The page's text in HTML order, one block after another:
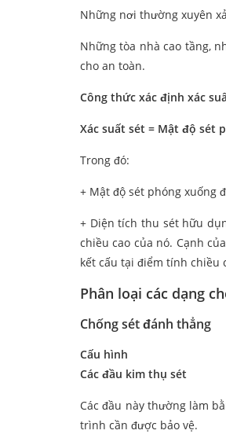
Những nơi thường xuyên
Những tòa nhà cao tầng,
cho an toàn.
Công thức xác định xác
Xác suất sét = Mật độ sét
Trong đó:
+ Mật độ sét phóng xuống
+ Diện tích thu sét hữu
chiều cao của nó. Cạnh
kết cấu tại điểm tính chiều
Phân loại các dạng
Chống sét đánh thẳng
Cấu hình
Các đầu kim thụ sét
Các đầu này thường làm
trình cần được bảo vệ.